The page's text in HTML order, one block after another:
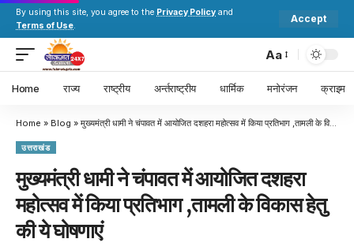
By using this site, you agree to the Privacy Policy and
Terms of Use.
Accept
Aa
Home राज्य राष्ट्रीय अर्न्तराष्ट्रीय धार्मिक मनोरंजन क्राइम
Home » Blog » मुख्यमंत्री धामी ने चंपावत में आयोजित दशहरा महोत्सव में किया प्रतिभाग ,तामली के विकास हेतु की ये घोषणाएं
उत्तराखंड
मुख्यमंत्री धामी ने चंपावत में आयोजित दशहरा
महोत्सव में किया प्रतिभाग ,तामली के विकास हेतु
की ये घोषणाएं